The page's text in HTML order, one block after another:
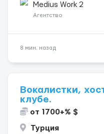
Ночью: Спить не
Medius Work 2
Агентство
8 мин. назад
Вокалистки,
клубе.
от 1700+% $
Турция